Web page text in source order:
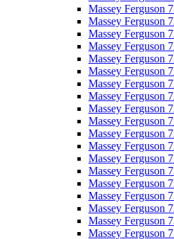
Massey Ferguson
Massey Ferguson
Massey Ferguson
Massey Ferguson
Massey Ferguson
Massey Ferguson
Massey Ferguson
Massey Ferguson
Massey Ferguson
Massey Ferguson
Massey Ferguson
Massey Ferguson
Massey Ferguson
Massey Ferguson
Massey Ferguson
Massey Ferguson
Massey Ferguson
Massey Ferguson
Massey Ferguson